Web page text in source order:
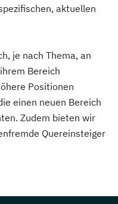
aktuellen
je nach Thema, an
Bereich
Positionen
einen neuen Bereich
Zudem bieten wir
Quereinsteiger